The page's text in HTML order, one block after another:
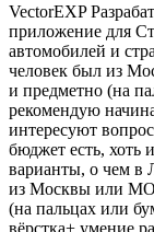
VectorEXP
приложение для
автомобилей и
человек был из
и предметно (на
рекомендую
интересуют
бюджет есть, хоть
варианты, о чем в
из Москвы или МО
(на пальцах или
вёрстка+ умение